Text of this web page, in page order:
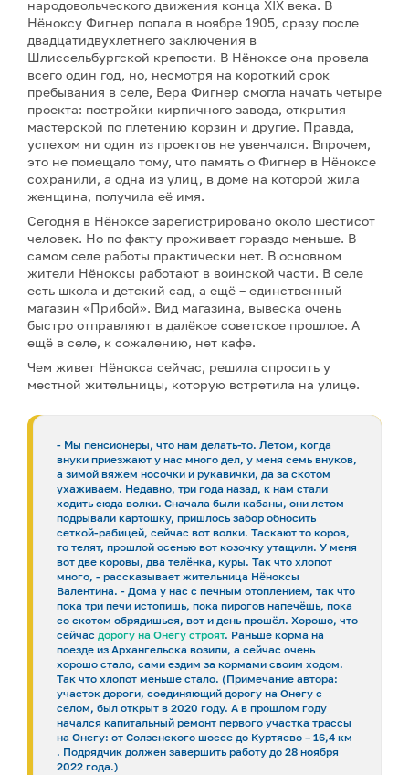
народовольческого движения конца XIX века. В
Нёноксу Фигнер попала в ноябре 1905, сразу после
двадцатидвухлетнего заключения в
Шлиссельбургской крепости. В Нёноксе она провела
всего один год, но, несмотря на короткий срок
пребывания в селе, Вера Фигнер смогла начать четыре
проекта: постройки кирпичного завода, открытия
мастерской по плетению корзин и другие. Правда,
успехом ни один из проектов не увенчался. Впрочем,
это не помещало тому, что память о Фигнер в Нёноксе
сохранили, а одна из улиц, в доме на которой жила
женщина, получила её имя.
Сегодня в Нёноксе зарегистрировано около шестисот
человек. Но по факту проживает гораздо меньше. В
самом селе работы практически нет. В основном
жители Нёноксы работают в воинской части. В селе
есть школа и детский сад, а ещё – единственный
магазин «Прибой». Вид магазина, вывеска очень
быстро отправляют в далёкое советское прошлое. А
ещё в селе, к сожалению, нет кафе.
Чем живет Нёнокса сейчас, решила спросить у
местной жительницы, которую встретила на улице.
- Мы пенсионеры, что нам делать-то. Летом, когда
внуки приезжают у нас много дел, у меня семь внуков,
а зимой вяжем носочки и рукавички, да за скотом
ухаживаем. Недавно, три года назад, к нам стали
ходить сюда волки. Сначала были кабаны, они летом
подрывали картошку, пришлось забор обносить
сеткой-рабицей, сейчас вот волки. Таскают то коров,
то телят, прошлой осенью вот козочку утащили. У меня
вот две коровы, два телёнка, куры. Так что хлопот
много, - рассказывает жительница Нёноксы
Валентина. - Дома у нас с печным отоплением, так что
пока три печи истопишь, пока пирогов напечёшь, пока
со скотом обрядишься, вот и день прошёл. Хорошо, что
сейчас дорогу на Онегу строят. Раньше корма на
поезде из Архангельска возили, а сейчас очень
хорошо стало, сами ездим за кормами своим ходом.
Так что хлопот меньше стало. (Примечание автора:
участок дороги, соединяющий дорогу на Онегу с
селом, был открыт в 2020 году. А в прошлом году
начался капитальный ремонт первого участка трассы
на Онегу: от Солзенского шоссе до Куртяево – 16,4 км
. Подрядчик должен завершить работу до 28 ноября
2022 года.)